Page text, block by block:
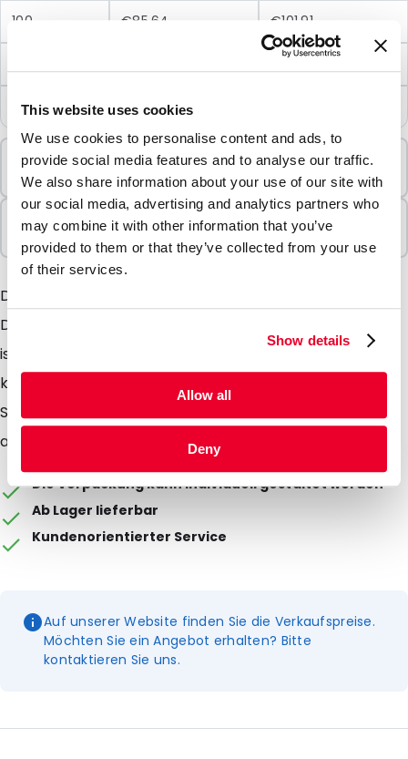
This website uses cookies
We use cookies to personalise content and ads, to
provide social media features and to analyse our traffic.
We also share information about your use of our site with
our social media, advertising and analytics partners who
may combine it with other information that you’ve
provided to them or that they’ve collected from your use
of their services.
Show details
Allow all
Deny
100 €85,64 €101,91
500 €73,49
Mindestbestellung
10 Einheiten
In Paketen verkauft
10 Einheiten
Die Maximailbox ist der grosse Bruder der Minimailbox.
Durch seine Abmessung (circa 35 l Fassungsvolumen)
ist er sehr gut geeigent für eine Maxiversendung Er
kann in Kombination mit einer genau passenden
Styroporbox welche für den Versand von Materialien
auf Trockeneis geeignet ist genutzt werden.
Die Verpackung kann individuell gestaltet werden
Ab Lager lieferbar
Kundenorientierter Service
Auf unserer Website finden Sie die Verkaufspreise.
Möchten Sie ein Angebot erhalten? Bitte
kontaktieren Sie uns.